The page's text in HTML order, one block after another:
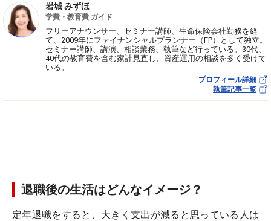
岩城 みずほ
学費・教育費 ガイド
フリーアナウンサー、セミナー講師、生命保険会社勤務を経
て、2009年にファイナンシャルプランナー（FP）として独立。
セミナー講師、講演、相談業務、執筆など行っている。30代、
40代の教育費を含む家計見直し、資産運用の相談を多く受けて
いる。
プロフィール詳細
執筆記事一覧
退職後の生活はどんなイメージ？
定年退職をすると、大きく支出が減ると思っている人は